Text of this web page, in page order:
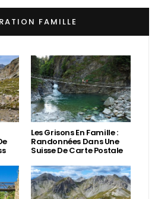
FAMILLE
Les Grisons En Famille :
Randonnées Dans Une
Suisse De Carte Postale